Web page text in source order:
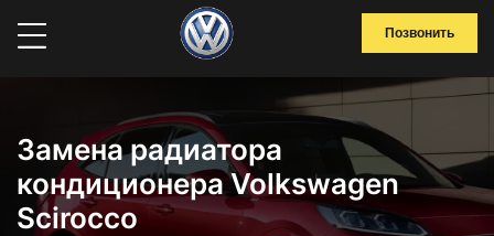
Позвонить
Замена радиатора
кондиционера Volkswagen
Scirocco